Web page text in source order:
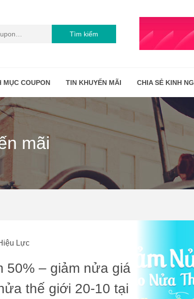
Tìm kiếm
MỤC COUPON TIN KHUYẾN MÃI CHIA SẺ KINH
mãi
Lực
50% – giảm nửa giá
thế giới 20-10 tại